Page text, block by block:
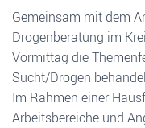
Gemeinsam mit dem
Drogenberatung im
Vormittag die
Sucht/Drogen
Im Rahmen einer
Arbeitsbereiche und